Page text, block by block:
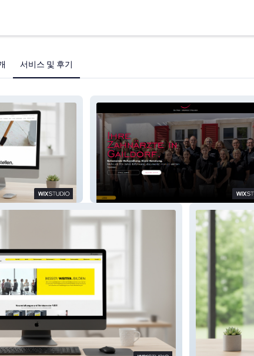
서비스 및 후기
Dr. Missy, Kotsaridis & Kollegen